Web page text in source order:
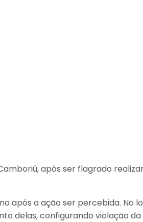
após ser flagrado
após a ação ser percebida. No
delas, configurando violação da